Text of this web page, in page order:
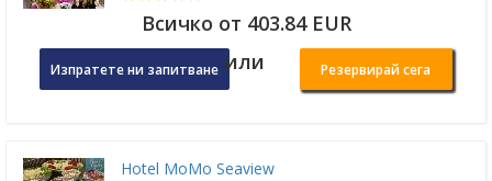
Всичко от 403.84 EUR
Изпратете ни запитване или Резервирай сега
Hotel MoMo Seaview